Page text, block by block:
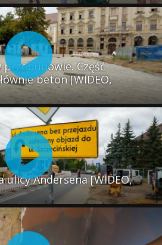
przebudowie. Część
beton [WIDEO,
ulicy Andersena [WIDEO,